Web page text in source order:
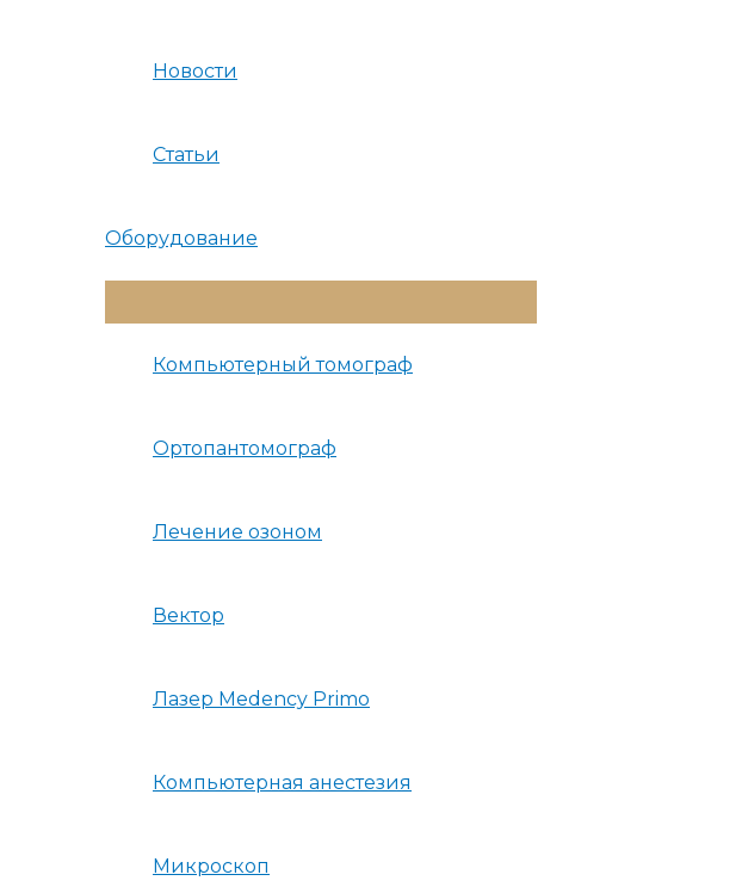
Новости
Статьи
Оборудование
Меню
Компьютерный томограф
Ортопантомограф
Лечение озоном
Вектор
Лазер Medency Primo
Компьютерная анестезия
Микроскоп